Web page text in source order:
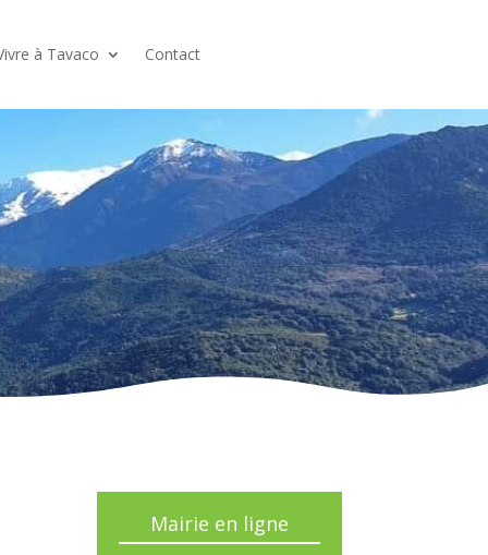
à Tavaco Contact
Mairie en ligne